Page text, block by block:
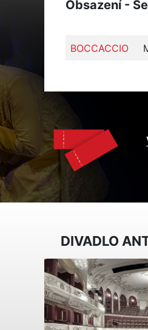
Obsazení -
BOCCACCIO
DIVADLO